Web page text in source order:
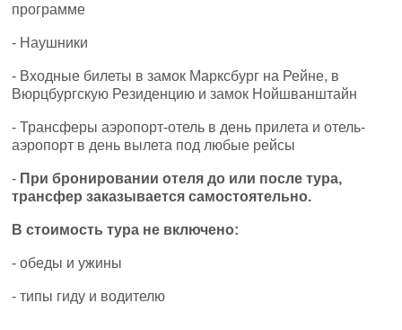
программе
- Наушники
- Входные билеты в замок Марксбург на Рейне, в
Вюрцбургскую Резиденцию и замок Нойшванштайн
- Трансферы аэропорт-отель в день прилета и отель-
аэропорт в день вылета под любые рейсы
- При бронировании отеля до или после тура,
трансфер заказывается самостоятельно.
В стоимость тура не включено:
- обеды и ужины
- типы гиду и водителю